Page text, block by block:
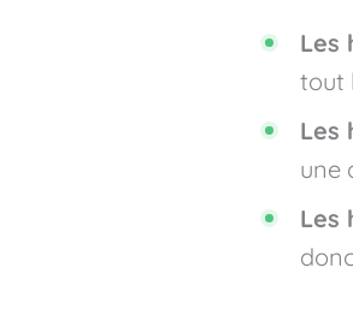
Les
tout
Les
une
Les